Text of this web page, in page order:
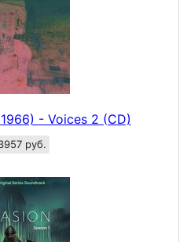
- Voices 2 (CD)
руб.